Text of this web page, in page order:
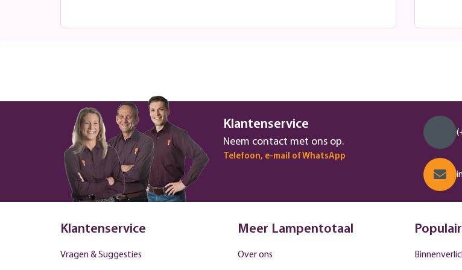
Klantenservice
Neem contact met ons op.
Telefoon, e-mail of WhatsApp
Klantenservice
Vragen & Suggesties
Meer Lampentotaal
Over ons